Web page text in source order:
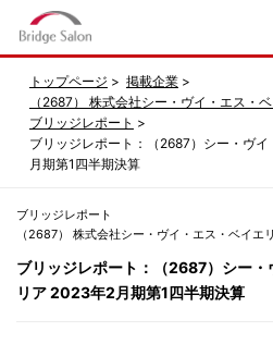
トップページ
掲載企業
（2687） 株式会社シー・ヴイ・エス・
ブリッジレポート
ブリッジレポート：（2687）シー・ヴ
月期第1四半期決算
ブリッジレポート
（2687） 株式会社シー・ヴイ・エス・ベイエ
ブリッジレポート：（2687）シー・
リア 2023年2月期第1四半期決算